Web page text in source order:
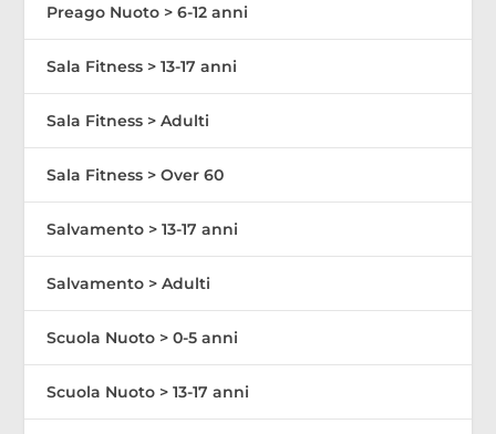
Preago Nuoto > 6-12 anni
Sala Fitness > 13-17 anni
Sala Fitness > Adulti
Sala Fitness > Over 60
Salvamento > 13-17 anni
Salvamento > Adulti
Scuola Nuoto > 0-5 anni
Scuola Nuoto > 13-17 anni